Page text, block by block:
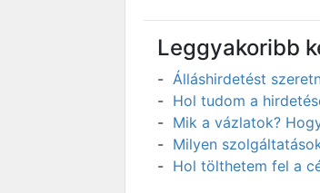
Leggyakoribb
Álláshirdetést
Hol tudom a
Mik a vázlatok?
Milyen
Hol tölthetem fel a